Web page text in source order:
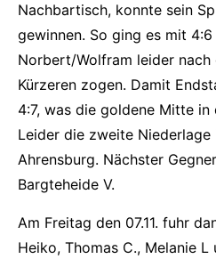
Nachbartisch, konnte sein
gewinnen. So ging es mit
Norbert/Wolfram leider nach
Kürzeren zogen. Damit
4:7, was die goldene Mitte
Leider die zweite Niederlage
Ahrensburg. Nächster
Bargteheide V.
Am Freitag den 07.11. fuhr
Heiko, Thomas C., Melanie L